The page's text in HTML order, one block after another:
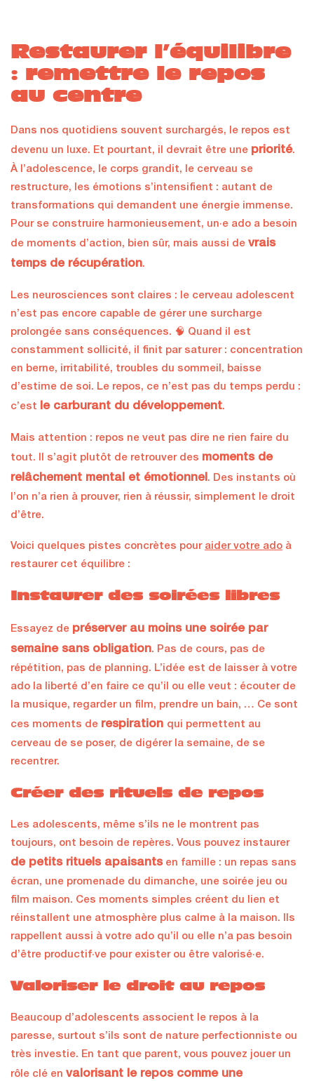
Restaurer l’équilibre
: remettre le repos
au centre
Dans nos quotidiens souvent surchargés, le repos est
devenu un luxe. Et pourtant, il devrait être une priorité.
À l’adolescence, le corps grandit, le cerveau se
restructure, les émotions s’intensifient : autant de
transformations qui demandent une énergie immense.
Pour se construire harmonieusement, un·e ado a besoin
de moments d’action, bien sûr, mais aussi de vrais
temps de récupération.
Les neurosciences sont claires : le cerveau adolescent
n’est pas encore capable de gérer une surcharge
prolongée sans conséquences. 🧠 Quand il est
constamment sollicité, il finit par saturer : concentration
en berne, irritabilité, troubles du sommeil, baisse
d’estime de soi. Le repos, ce n’est pas du temps perdu :
c’est le carburant du développement.
Mais attention : repos ne veut pas dire ne rien faire du
tout. Il s’agit plutôt de retrouver des moments de
relâchement mental et émotionnel. Des instants où
l’on n’a rien à prouver, rien à réussir, simplement le droit
d’être.
Voici quelques pistes concrètes pour aider votre ado à
restaurer cet équilibre :
Instaurer des soirées libres
Essayez de préserver au moins une soirée par
semaine sans obligation. Pas de cours, pas de
répétition, pas de planning. L’idée est de laisser à votre
ado la liberté d’en faire ce qu’il ou elle veut : écouter de
la musique, regarder un film, prendre un bain, … Ce sont
ces moments de respiration qui permettent au
cerveau de se poser, de digérer la semaine, de se
recentrer.
Créer des rituels de repos
Les adolescents, même s’ils ne le montrent pas
toujours, ont besoin de repères. Vous pouvez instaurer
de petits rituels apaisants en famille : un repas sans
écran, une promenade du dimanche, une soirée jeu ou
film maison. Ces moments simples créent du lien et
réinstallent une atmosphère plus calme à la maison. Ils
rappellent aussi à votre ado qu’il ou elle n’a pas besoin
d’être productif·ve pour exister ou être valorisé·e.
Valoriser le droit au repos
Beaucoup d’adolescents associent le repos à la
paresse, surtout s’ils sont de nature perfectionniste ou
très investie. En tant que parent, vous pouvez jouer un
rôle clé en valorisant le repos comme une